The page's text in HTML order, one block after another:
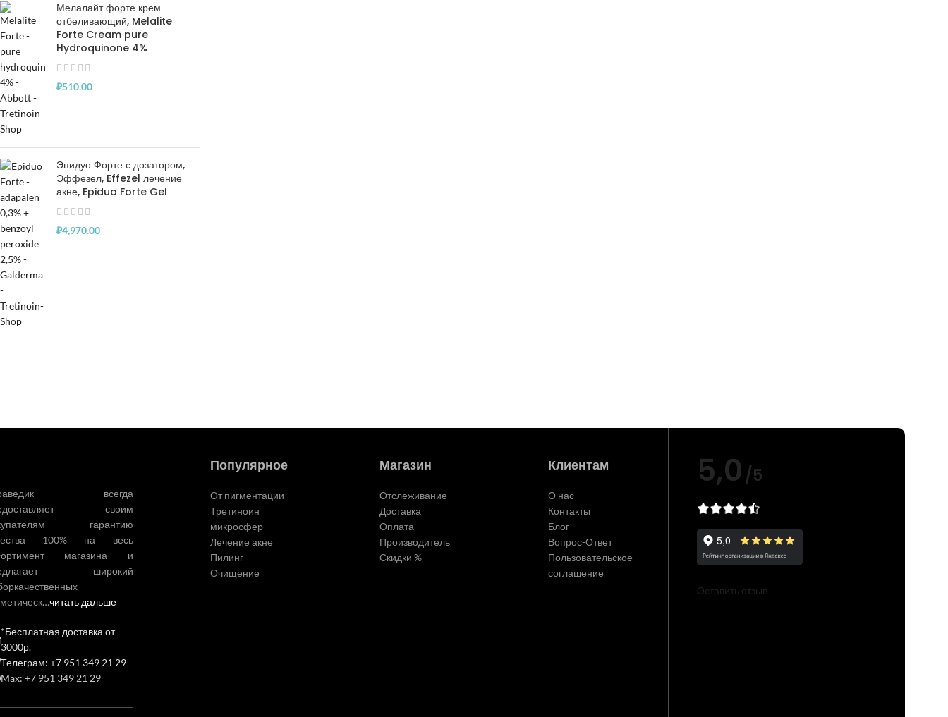
Мелалайт форте крем
отбеливающий, Melalite
Forte Cream pure
Hydroquinone 4%
₽510.00
Эпидуо Форте с дозатором,
Эффезел, Effezel лечение
акне, Epiduo Forte Gel
₽4,970.00
всегда
своим
гарантию
100% на весь
магазина и
широкий
читать дальше
*Бесплатная доставка от
3000р.
Телеграм: +7 951 349 21 29
Max: +7 951 349 21 29
Популярное
От пигментации
Третиноин
микросфер
Лечение акне
Пилинг
Очищение
Магазин
Отслеживание
Доставка
Оплата
Производитель
Скидки %
Клиентам
О нас
Контакты
Блог
Вопрос-Ответ
Пользовательское
соглашение
5,0 /5
Оставить отзыв